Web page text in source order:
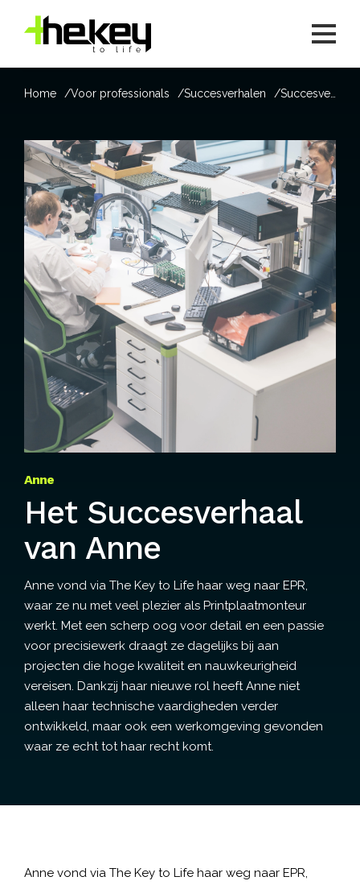
Home Voor professionals Succesverhalen
Anne
Het Succesverhaal
van Anne
Anne vond via The Key to Life haar weg naar EPR,
waar ze nu met veel plezier als Printplaatmonteur
werkt. Met een scherp oog voor detail en een passie
voor precisiewerk draagt ze dagelijks bij aan
projecten die hoge kwaliteit en nauwkeurigheid
vereisen. Dankzij haar nieuwe rol heeft Anne niet
alleen haar technische vaardigheden verder
ontwikkeld, maar ook een werkomgeving gevonden
waar ze echt tot haar recht komt.
Anne vond via The Key to Life haar weg naar EPR,